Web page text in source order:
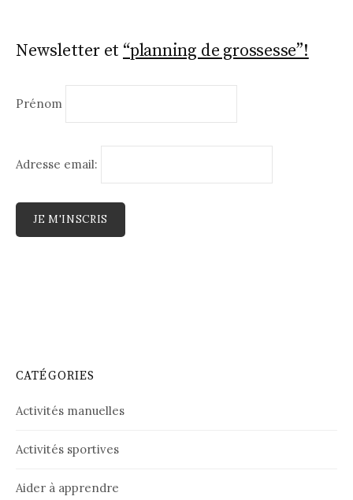
Newsletter et “planning de grossesse”!
Prénom
Adresse email:
CATÉGORIES
Activités manuelles
Activités sportives
Aider à apprendre